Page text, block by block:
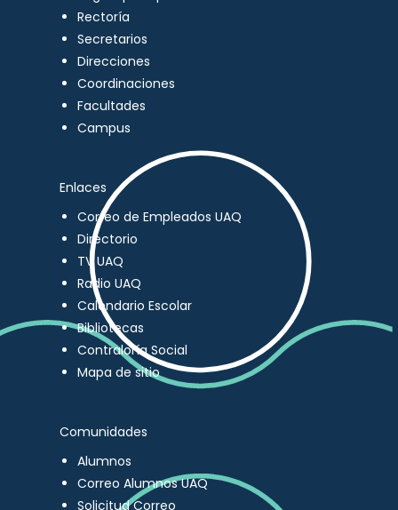
Rectoría
Secretarios
Direcciones
Coordinaciones
Facultades
Campus
Enlaces
Correo de Empleados UAQ
Directorio
TV UAQ
Radio UAQ
Calendario Escolar
Bibliotecas
Contraloría Social
Mapa de sitio
Comunidades
Alumnos
Correo Alumnos UAQ
Solicitud Correo